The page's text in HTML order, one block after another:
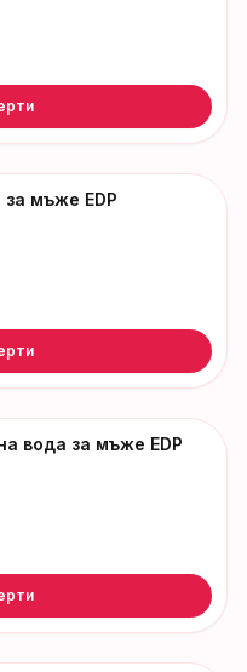
мъже EDP
вода за мъже EDP